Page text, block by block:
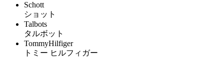
Schott
ショット
Talbots
タルボット
TommyHilfiger
トミー ヒルフィガー